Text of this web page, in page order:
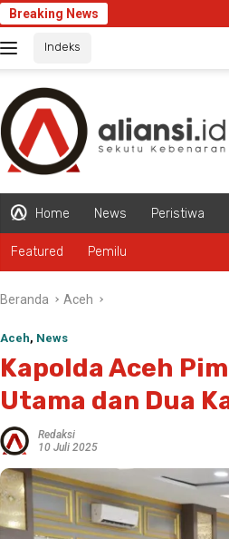
Breaking News
Indeks
Home News Peristiwa
Featured Pemilu
Beranda Aceh
Aceh, News
Kapolda Aceh
Utama dan Dua
Redaksi
10 Juli 2025